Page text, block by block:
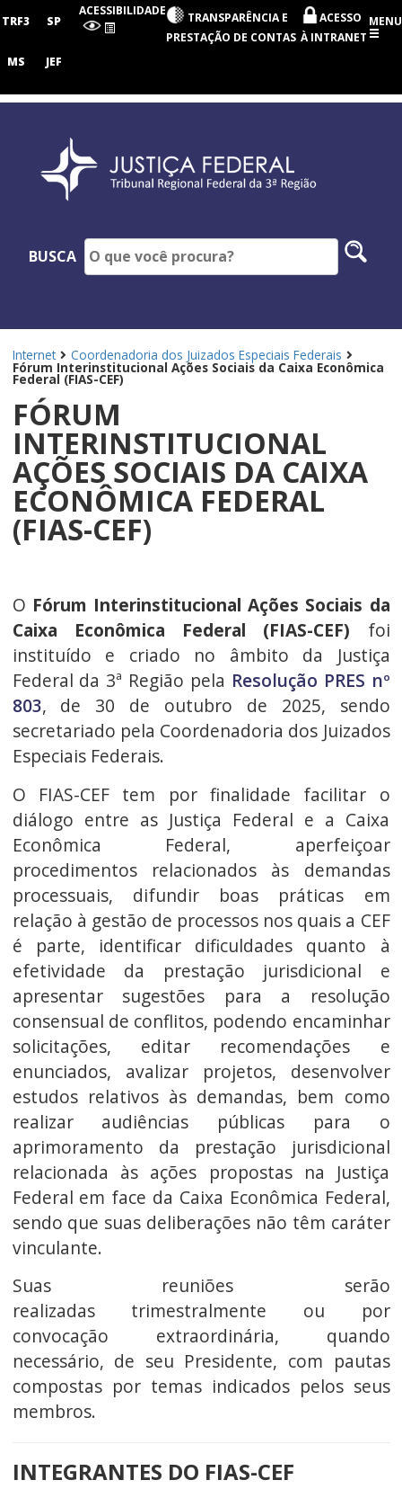
Regional
3ª
TRF3 SP
MS JEF
ACESSIBILIDADE
TRANSPARÊNCIA E
PRESTAÇÃO DE CONTAS
ACESSO
À INTRANET
MENU
BUSCA
Internet Coordenadoria dos Juizados Especiais Federais
Fórum Interinstitucional Ações Sociais da Caixa Econômica
Federal (FIAS-CEF)
FÓRUM
INTERINSTITUCIONAL
AÇÕES SOCIAIS DA CAIXA
ECONÔMICA FEDERAL
(FIAS-CEF)
O Fórum Interinstitucional Ações Sociais da
Caixa Econômica Federal (FIAS-CEF) foi
instituído e criado no âmbito da Justiça
Federal da 3ª Região pela Resolução PRES nº
803, de 30 de outubro de 2025, sendo
secretariado pela Coordenadoria dos Juizados
Especiais Federais.
O FIAS-CEF tem por finalidade facilitar o
diálogo entre as Justiça Federal e a Caixa
Econômica Federal, aperfeiçoar
procedimentos relacionados às demandas
processuais, difundir boas práticas em
relação à gestão de processos nos quais a CEF
é parte, identificar dificuldades quanto à
efetividade da prestação jurisdicional e
apresentar sugestões para a resolução
consensual de conflitos, podendo encaminhar
solicitações, editar recomendações e
enunciados, avalizar projetos, desenvolver
estudos relativos às demandas, bem como
realizar audiências públicas para o
aprimoramento da prestação jurisdicional
relacionada às ações propostas na Justiça
Federal em face da Caixa Econômica Federal,
sendo que suas deliberações não têm caráter
vinculante.
Suas reuniões serão
realizadas trimestralmente ou por
convocação extraordinária, quando
necessário, de seu Presidente, com pautas
compostas por temas indicados pelos seus
membros.
INTEGRANTES DO FIAS-CEF